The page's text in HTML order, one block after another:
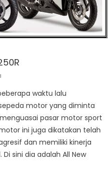
waktu lalu
motor yang diminta
pasar motor sport
ini juga dikatakan telah
dan memiliki kinerja
sini dia adalah All New